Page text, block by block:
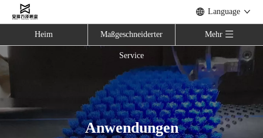
Language
Heim Maßgeschneiderter
Service
Mehr
Anwendungen